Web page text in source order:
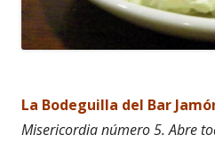
La Bodeguilla del Bar
Misericordia número 5. Abre